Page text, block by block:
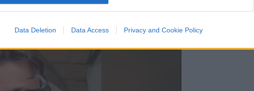
Data Deletion Data Access Privacy and Cookie Policy